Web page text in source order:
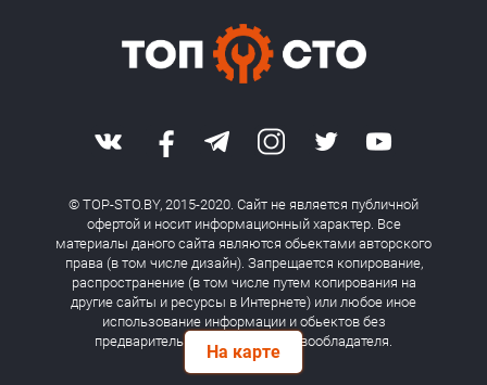
На карте
© TOP-STO.BY, 2015-2020. Сайт не является публичной
офертой и носит информационный характер. Все
материалы даного сайта являются обьектами авторского
права (в том числе дизайн). Запрещается копирование,
распространение (в том числе путем копирования на
другие сайты и ресурсы в Интернете) или любое иное
использование информации и обьектов без
предварительного согласия правообладателя.